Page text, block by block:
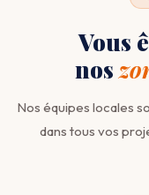
Vous
nos
Nos équipes locales
dans tous vos